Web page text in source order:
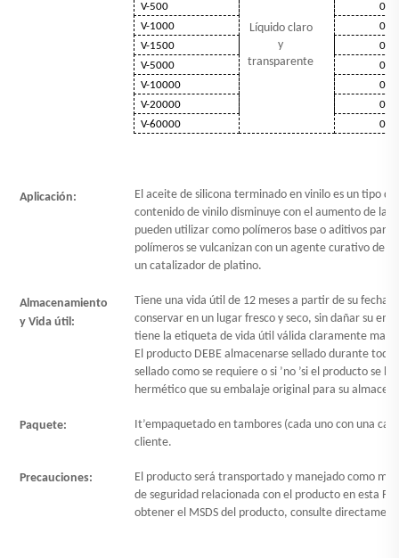
Líquido claro
y
transparente
V-500
V-1000
V-1500
V-5000
V-10000
V-20000
V-60000
Aplicación:
El aceite de silicona terminado en vinilo es un tipo
contenido de vinilo disminuye con el aumento de la
pueden utilizar como polímeros base o aditivos para
polímeros se vulcanizan con un agente curativo de
un catalizador de platino.
Almacenamiento
y Vida útil:
Tiene una vida útil de 12 meses a partir de su fecha
conservar en un lugar fresco y seco, sin dañar su
tiene la etiqueta de vida útil válida claramente
El producto DEBE almacenarse sellado durante
sellado como se requiere o si ’no ’si el producto se
hermético que su embalaje original para su
Paquete: It’empaquetado en tambores (cada uno con una
cliente.
Precauciones:
El producto será transportado y manejado como
de seguridad relacionada con el producto en esta
obtener el MSDS del producto, consulte